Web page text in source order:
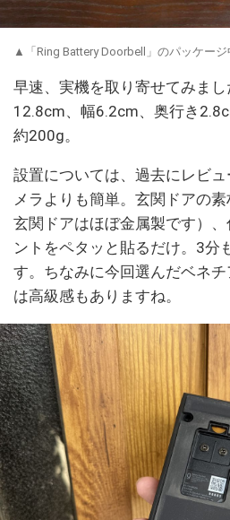
▲「Ring Battery Doorbell」のパッケージ
早速、実機を取り寄せてみま
12.8cm、幅6.2cm、奥行き
約200g。
設置については、過去にレビ
メラよりも簡単。玄関ドアの
玄関ドアはほぼ金属製です）
ントをペタッと貼るだけ。3分
す。ちなみに今回選んだベネ
は高級感もありますね。